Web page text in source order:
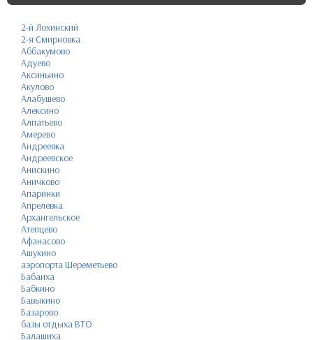
2-й Лохинский
2-я Смирновка
Аббакумово
Адуево
Аксиньино
Акулово
Алабушево
Алексино
Алпатьево
Амерево
Андреевка
Андреевское
Анискино
Аничково
Апаринки
Апрелевка
Архангельское
Атепцево
Афанасово
Ашукино
аэропорта Шереметьево
Бабаиха
Бабкино
Бавыкино
Базарово
базы отдыха ВТО
Балашиха